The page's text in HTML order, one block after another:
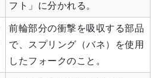
フト」に分かれる。
前輪部分の衝撃を吸収する部品
で、スプリング（バネ）を使用
したフォークのこと。